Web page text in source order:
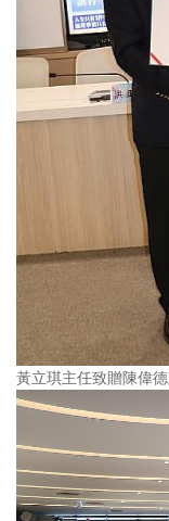
黃立琪主任致贈陳偉